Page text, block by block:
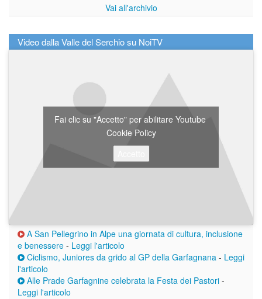
Vai all'archivio
Video dalla Valle del Serchio su NoiTV
Fai clic su "Accetto" per abilitare Youtube
Cookie Policy
A San Pellegrino in Alpe una giornata di cultura, inclusione
e benessere - Leggi l'articolo
Ciclismo, Juniores da grido al GP della Garfagnana - Leggi
l'articolo
Alle Prade Garfagnine celebrata la Festa dei Pastori -
Leggi l'articolo